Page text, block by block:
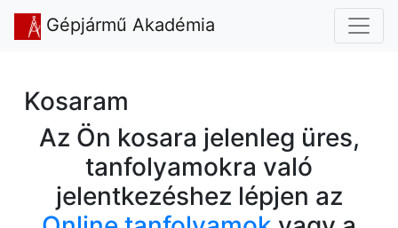
Gépjármű Akadémia
Kosaram
Az Ön kosara jelenleg üres,
tanfolyamokra való
jelentkezéshez lépjen az